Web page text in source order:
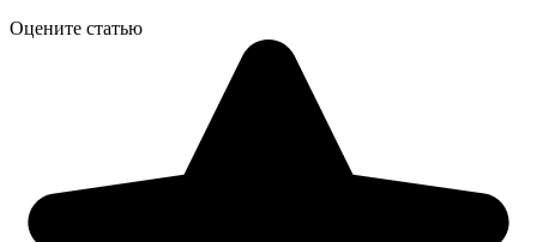
Оцените статью